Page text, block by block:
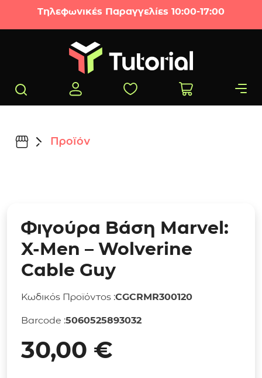
Μετάβαση στο περιεχόμενο
Τηλεφωνικές Παραγγελίες 10:00-17:00
Προϊόν
Φιγούρα Βάση Marvel:
X-Men – Wolverine
Cable Guy
Κωδικός Προϊόντος :CGCRMR300120
Barcode :5060525893032
30,00 €